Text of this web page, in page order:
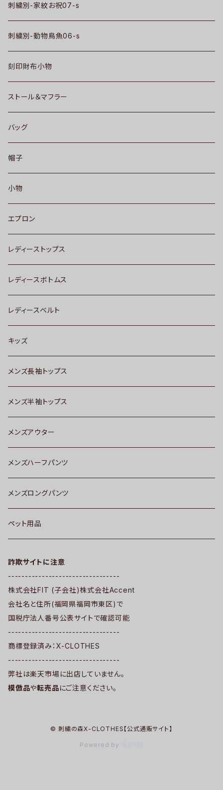
刺繍別-家紋お祝07-s
刺繍別-動物鳥魚06-s
刻印財布小物
ストール＆マフラー
バッグ
帽子
小物
エプロン
レディーストップス
レディースボトムス
レディースベルト
キッズ
メンズ長袖トップス
メンズ半袖トップス
メンズアウター
メンズハーフパンツ
メンズロングパンツ
ペット用品
詐欺サイトに注意
---------------------------------
株式会社FIT (子会社)株式会社Accent
会社名と住所(福岡県福岡市東区)で
国税庁法人番号公表サイトで確認可能
---------------------------------
商標登録済み：X-CLOTHES
---------------------------------
弊社は楽天市場に出店していません。
模倣品や転売品にご注意ください。
© 刺繍の森X-CLOTHES【公式通販サイト】
Powered by